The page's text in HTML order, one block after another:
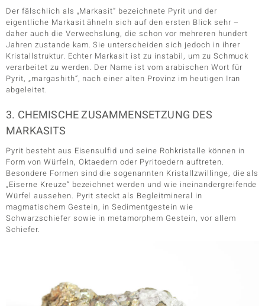
Der fälschlich als „Markasit“ bezeichnete Pyrit und der
eigentliche Markasit ähneln sich auf den ersten Blick sehr –
daher auch die Verwechslung, die schon vor mehreren hundert
Jahren zustande kam. Sie unterscheiden sich jedoch in ihrer
Kristallstruktur. Echter Markasit ist zu instabil, um zu Schmuck
verarbeitet zu werden. Der Name ist vom arabischen Wort für
Pyrit, „margashith“, nach einer alten Provinz im heutigen Iran
abgeleitet.
3. CHEMISCHE ZUSAMMENSETZUNG DES
MARKASITS
Pyrit besteht aus Eisensulfid und seine Rohkristalle können in
Form von Würfeln, Oktaedern oder Pyritoedern auftreten.
Besondere Formen sind die sogenannten Kristallzwillinge, die als
„Eiserne Kreuze“ bezeichnet werden und wie ineinandergreifende
Würfel aussehen. Pyrit steckt als Begleitmineral in
magmatischem Gestein, in Sedimentgestein wie
Schwarzschiefer sowie in metamorphem Gestein, vor allem
Schiefer.